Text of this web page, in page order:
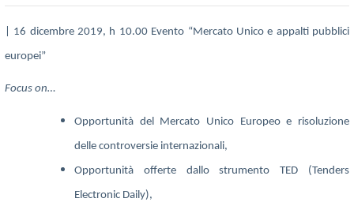
| 16 dicembre 2019, h 10.00 Evento “Mercato Unico e appalti pubblici
europei”
Focus on…
Opportunità del Mercato Unico Europeo e risoluzione
delle controversie internazionali,
Opportunità offerte dallo strumento TED (Tenders
Electronic Daily),